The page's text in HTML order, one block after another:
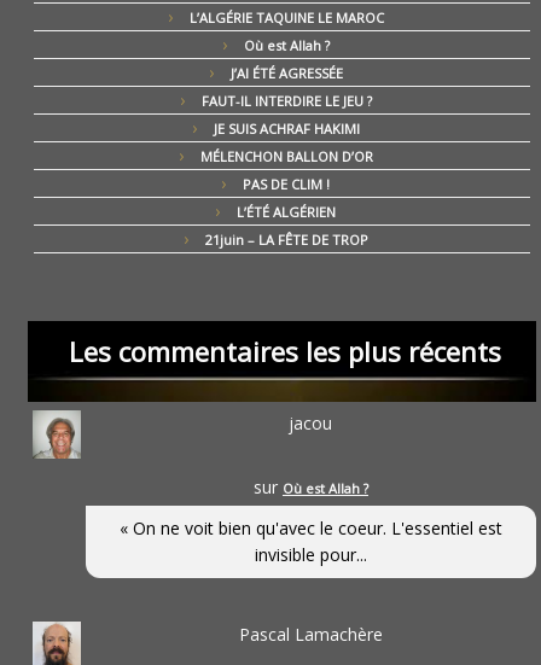
L’ALGÉRIE TAQUINE LE MAROC
Où est Allah ?
J’AI ÉTÉ AGRESSÉE
FAUT-IL INTERDIRE LE JEU ?
JE SUIS ACHRAF HAKIMI
MÉLENCHON BALLON D’OR
PAS DE CLIM !
L’ÉTÉ ALGÉRIEN
21juin – LA FÊTE DE TROP
Les commentaires les plus récents
jacou
sur Où est Allah ?
« On ne voit bien qu'avec le coeur. L'essentiel est
invisible pour...
Pascal Lamachère